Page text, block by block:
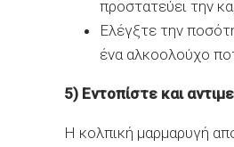
προστατεύει την
Ελέγξτε την
ένα αλκοολούχο
5) Εντοπίστε και
Η κολπική μαρμαρυγή